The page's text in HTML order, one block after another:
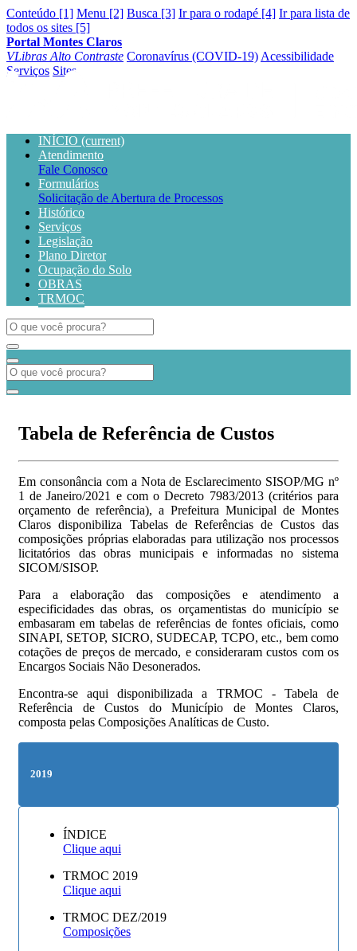
Conteúdo [1] Menu [2] Busca [3] Ir para o rodapé [4] Ir para lista de
todos os sites [5]
Portal Montes Claros
VLibras Alto Contraste Coronavírus (COVID-19) Acessibilidade
Serviços Sites
INÍCIO (current)
Atendimento
Fale Conosco
Formulários
Solicitação de Abertura de Processos
Histórico
Serviços
Legislação
Plano Diretor
Ocupação do Solo
OBRAS
TRMOC
Tabela de Referência de Custos
Em consonância com a Nota de Esclarecimento SISOP/MG nº
1 de Janeiro/2021 e com o Decreto 7983/2013 (critérios para
orçamento de referência), a Prefeitura Municipal de Montes
Claros disponibiliza Tabelas de Referências de Custos das
composições próprias elaboradas para utilização nos processos
licitatórios das obras municipais e informadas no sistema
SICOM/SISOP.
Para a elaboração das composições e atendimento a
especificidades das obras, os orçamentistas do município se
embasaram em tabelas de referências de fontes oficiais, como
SINAPI, SETOP, SICRO, SUDECAP, TCPO, etc., bem como
cotações de preços de mercado, e consideraram custos com os
Encargos Sociais Não Desonerados.
Encontra-se aqui disponibilizada a TRMOC - Tabela de
Referência de Custos do Município de Montes Claros,
composta pelas Composições Analíticas de Custo.
2019
ÍNDICE
Clique aqui
TRMOC 2019
Clique aqui
TRMOC DEZ/2019
Composições